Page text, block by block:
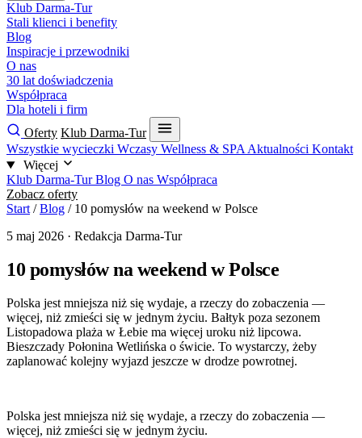
Klub Darma-Tur
Stali klienci i benefity
Blog
Inspiracje i przewodniki
O nas
30 lat doświadczenia
Współpraca
Dla hoteli i firm
Oferty Klub Darma-Tur
Wszystkie wycieczki Wczasy Wellness & SPA Aktualności Kontakt
Więcej
Klub Darma-TurBlog O nas Współpraca
Zobacz oferty
Start / Blog / 10 pomysłów na weekend w Polsce
5 maj 2026 · Redakcja Darma-Tur
10 pomysłów na weekend w Polsce
Polska jest mniejsza niż się wydaje, a rzeczy do zobaczenia —
więcej, niż zmieści się w jednym życiu. Bałtyk poza sezonem
Listopadowa plaża w Łebie ma więcej uroku niż lipcowa.
Bieszczady Połonina Wetlińska o świcie. To wystarczy, żeby
zaplanować kolejny wyjazd jeszcze w drodze powrotnej.
Polska jest mniejsza niż się wydaje, a rzeczy do zobaczenia —
więcej, niż zmieści się w jednym życiu.